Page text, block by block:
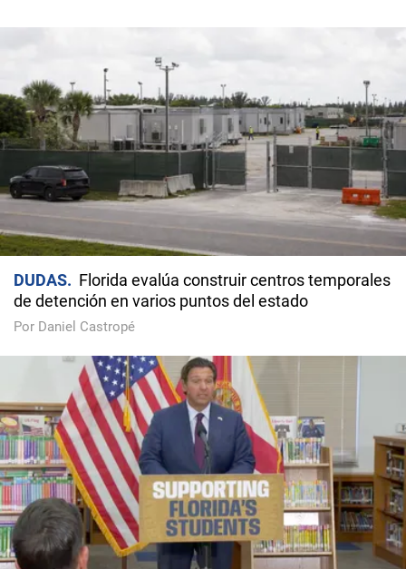
DUDAS
Florida evalúa construir centros temporales
de detención en varios puntos del estado
Por Daniel Castropé